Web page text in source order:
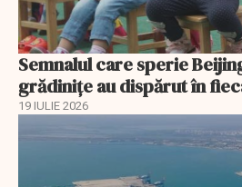
Semnalul care sperie
grădinițe au dispărut în
19 IULIE 2026